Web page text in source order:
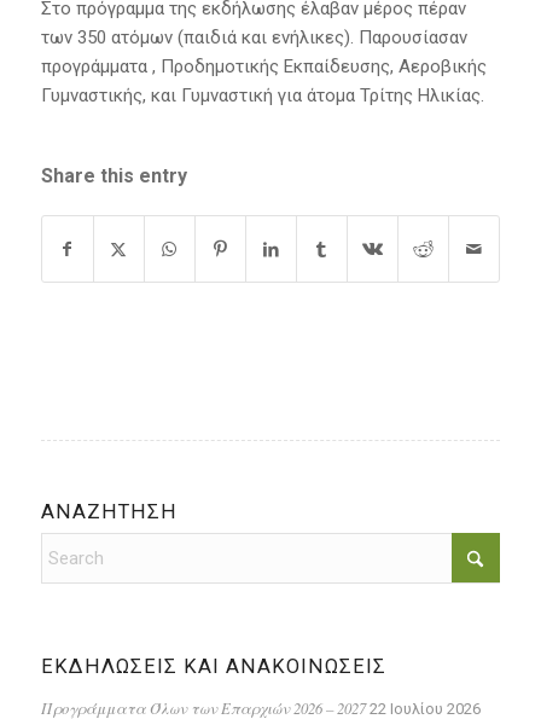
Στο πρόγραμμα της εκδήλωσης έλαβαν μέρος πέραν
των 350 ατόμων (παιδιά και ενήλικες). Παρουσίασαν
προγράμματα , Προδημοτικής Εκπαίδευσης, Αεροβικής
Γυμναστικής, και Γυμναστική για άτομα Τρίτης Ηλικίας.
Share this entry
ΑΝΑΖΗΤΗΣΗ
ΕΚΔΗΛΩΣΕΙΣ ΚΑΙ ΑΝΑΚΟΙΝΩΣΕΙΣ
Προγράμματα Όλων των Επαρχιών 2026 – 2027 22 Ιουλίου 2026